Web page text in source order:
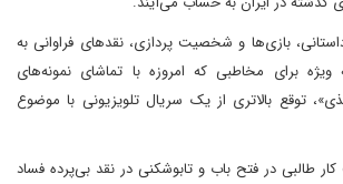
بازی‌ها و شخصیت پردازی، نقد‌های فراوانی به
برای مخاطبی که امروزه با تماشای نمونه‌های
توقع بالاتری از یک سریال تلویزیونی با موضوع
طالبی در فتح باب و تابوشکنی در نقد بی‌پرده فساد